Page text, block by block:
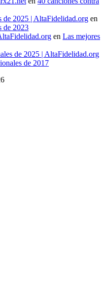
de 2025 | AltaFidelidad.org en
de 2023
en Las mejores
de 2025 | AltaFidelidad.org
de 2017